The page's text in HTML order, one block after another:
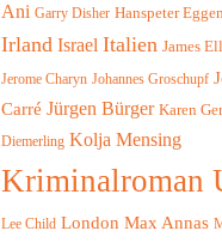
Ani Garry Disher Hanspeter
Irland Israel Italien James
Jerome Charyn Johannes Groschupf
Carré Jürgen Bürger Karen
Diemerling Kolja Mensing
Kriminalroman
Lee Child London Max Annas